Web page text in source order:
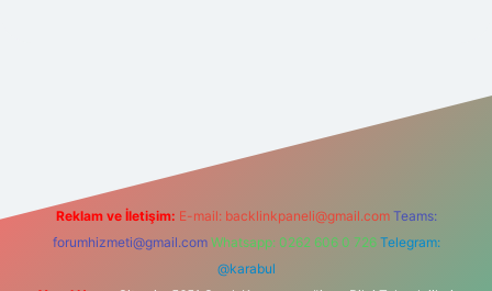
Reklam ve İletişim: E-mail: backlinkpaneli@gmail.com Teams:
forumhizmeti@gmail.com Whatsapp: 0262 606 0 726 Telegram:
@karabul